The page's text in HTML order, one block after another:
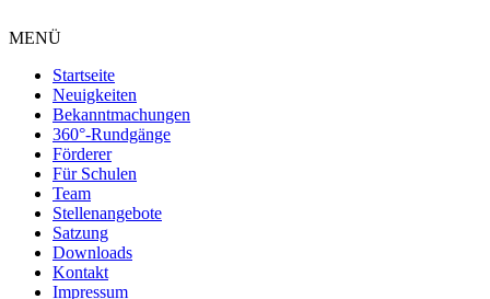
MENÜ
Startseite
Neuigkeiten
Bekanntmachungen
360°-Rundgänge
Förderer
Für Schulen
Team
Stellenangebote
Satzung
Downloads
Kontakt
Impressum